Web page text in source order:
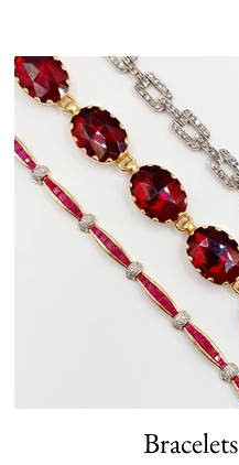
Bracelets